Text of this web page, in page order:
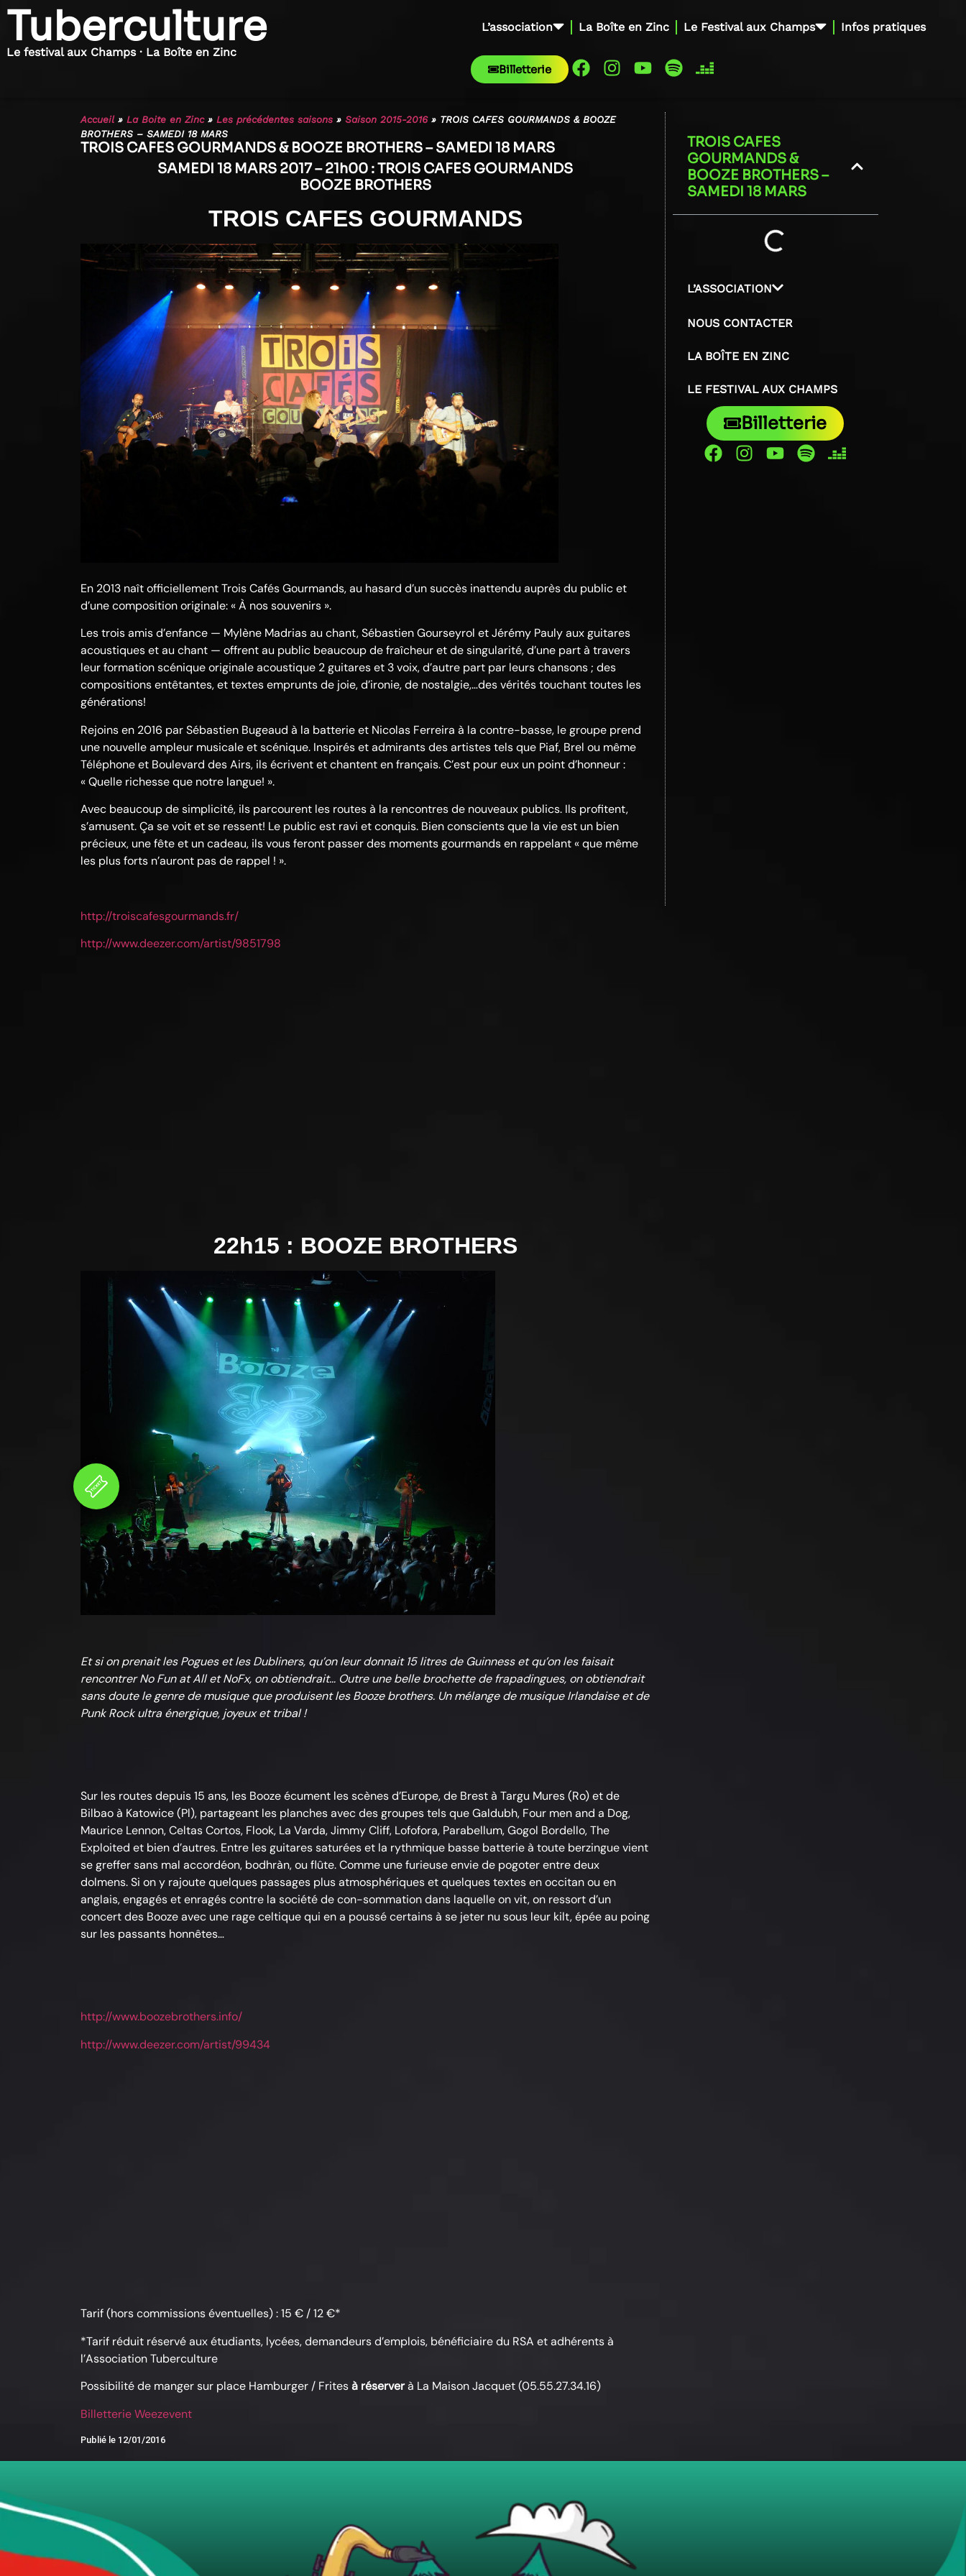
Tuberculture
Le festival aux Champs · La Boîte en Zinc
L’association La Boîte en Zinc Le Festival aux Champs Infos pratiques
Billetterie
Accueil» La Boite en Zinc» Les précédentes saisons » Saison 2015-2016» TROIS CAFES GOURMANDS & BOOZE
BROTHERS – SAMEDI 18 MARS
TROIS CAFES GOURMANDS & BOOZE BROTHERS – SAMEDI 18 MARS
SAMEDI 18 MARS 2017 – 21h00 : TROIS CAFES GOURMANDS
BOOZE BROTHERS
TROIS CAFES GOURMANDS
En 2013 naît officiellement Trois Cafés Gourmands, au hasard d’un succès inattendu auprès du public et
d’une composition originale: « À nos souvenirs ».
Les trois amis d’enfance — Mylène Madrias au chant, Sébastien Gourseyrol et Jérémy Pauly aux guitares
acoustiques et au chant — offrent au public beaucoup de fraîcheur et de singularité, d’une part à travers
leur formation scénique originale acoustique 2 guitares et 3 voix, d’autre part par leurs chansons ; des
compositions entêtantes, et textes emprunts de joie, d’ironie, de nostalgie,…des vérités touchant toutes les
générations!
Rejoins en 2016 par Sébastien Bugeaud à la batterie et Nicolas Ferreira à la contre-basse, le groupe prend
une nouvelle ampleur musicale et scénique. Inspirés et admirants des artistes tels que Piaf, Brel ou même
Téléphone et Boulevard des Airs, ils écrivent et chantent en français. C’est pour eux un point d’honneur :
« Quelle richesse que notre langue! ».
Avec beaucoup de simplicité, ils parcourent les routes à la rencontres de nouveaux publics. Ils profitent,
s’amusent. Ça se voit et se ressent! Le public est ravi et conquis. Bien conscients que la vie est un bien
précieux, une fête et un cadeau, ils vous feront passer des moments gourmands en rappelant « que même
les plus forts n’auront pas de rappel ! ».
http://troiscafesgourmands.fr/
http://www.deezer.com/artist/9851798
22h15 : BOOZE BROTHERS
Et si on prenait les Pogues et les Dubliners, qu’on leur donnait 15 litres de Guinness et qu’on les faisait
rencontrer No Fun at All et NoFx, on obtiendrait… Outre une belle brochette de frapadingues, on obtiendrait
sans doute le genre de musique que produisent les Booze brothers. Un mélange de musique Irlandaise et de
Punk Rock ultra énergique, joyeux et tribal !
Sur les routes depuis 15 ans, les Booze écument les scènes d’Europe, de Brest à Targu Mures (Ro) et de
Bilbao à Katowice (Pl), partageant les planches avec des groupes tels que Galdubh, Four men and a Dog,
Maurice Lennon, Celtas Cortos, Flook, La Varda, Jimmy Cliff, Lofofora, Parabellum, Gogol Bordello, The
Exploited et bien d’autres. Entre les guitares saturées et la rythmique basse batterie à toute berzingue vient
se greffer sans mal accordéon, bodhràn, ou flûte. Comme une furieuse envie de pogoter entre deux
dolmens. Si on y rajoute quelques passages plus atmosphériques et quelques textes en occitan ou en
anglais, engagés et enragés contre la société de con-sommation dans laquelle on vit, on ressort d’un
concert des Booze avec une rage celtique qui en a poussé certains à se jeter nu sous leur kilt, épée au poing
sur les passants honnêtes…
http://www.boozebrothers.info/
http://www.deezer.com/artist/99434
Tarif (hors commissions éventuelles) : 15 € / 12 €*
*Tarif réduit réservé aux étudiants, lycées, demandeurs d’emplois, bénéficiaire du RSA et adhérents à
l’Association Tuberculture
Possibilité de manger sur place Hamburger / Fritesà réserverà La Maison Jacquet (05.55.27.34.16)
Billetterie Weezevent
Publié le 12/01/2016
TROIS CAFES
GOURMANDS &
BOOZE BROTHERS –
SAMEDI 18 MARS
L’ASSOCIATION
NOUS CONTACTER
LA BOÎTE EN ZINC
LE FESTIVAL AUX CHAMPS
Billetterie